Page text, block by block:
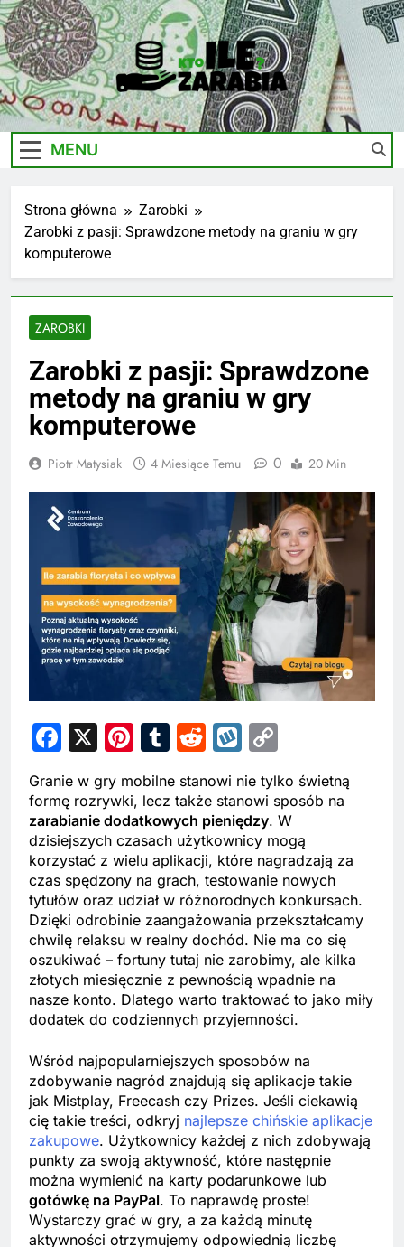
Skip
to
content
Ile-
Zarabia.edu.pl
Zarobki Gwiazd, Ciekawostki I Biznes
MENU
Strona główna
Zarobki
Zarobki z pasji: Sprawdzone metody na graniu w gry
komputerowe
ZAROBKI
Zarobki z pasji: Sprawdzone
metody na graniu w gry
komputerowe
Piotr Matysiak 4 Miesiące Temu 0 20 Min
Facebook
X Pinterest
Tumblr
RedditWykop
Link
Granie w gry mobilne stanowi nie tylko świetną
formę rozrywki, lecz także stanowi sposób na
zarabianie dodatkowych pieniędzy. W
dzisiejszych czasach użytkownicy mogą
korzystać z wielu aplikacji, które nagradzają za
czas spędzony na grach, testowanie nowych
tytułów oraz udział w różnorodnych konkursach.
Dzięki odrobinie zaangażowania przekształcamy
chwilę relaksu w realny dochód. Nie ma co się
oszukiwać – fortuny tutaj nie zarobimy, ale kilka
złotych miesięcznie z pewnością wpadnie na
nasze konto. Dlatego warto traktować to jako miły
dodatek do codziennych przyjemności.
Wśród najpopularniejszych sposobów na
zdobywanie nagród znajdują się aplikacje takie
jak Mistplay, Freecash czy Prizes. Jeśli ciekawią
cię takie treści, odkryj najlepsze chińskie aplikacje
zakupowe. Użytkownicy każdej z nich zdobywają
punkty za swoją aktywność, które następnie
można wymienić na karty podarunkowe lub
gotówkę na PayPal. To naprawdę proste!
Wystarczy grać w gry, a za każdą minutę
aktywności otrzymujemy odpowiednią liczbę